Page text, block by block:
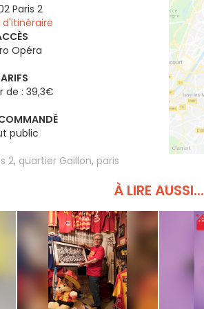
Paris 2
Opéra
de : 39,3€
public
2, quartier Gaillon, paris
À LIRE AUSSI...